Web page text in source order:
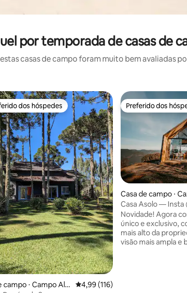
por temporada de casas de
casas de campo foram muito bem avaliadas
média de 5, 100 avaliações
melhores preferidos dos hóspedes
dos hóspedes
campo ⋅ Campo Ale
4,99 de uma avaliação média de 5,
4,99 (116)
Preferido dos
Preferido dos
Casa de campo ⋅
ul
Casa Asolo — Insta
Novidade! Agora
único e exclusivo,
mais alto da
visão mais ampla e